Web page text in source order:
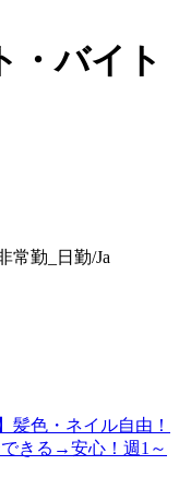
・バイト
常勤_日勤/Ja
髪色・ネイル自由！
きる→安心！週1～